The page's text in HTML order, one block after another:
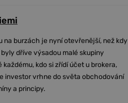
burzách je nyní otevřenější, než kdy
dříve výsadou malé skupiny
kdo si zřídí účet u brokera,
investor vrhne do světa obchodování
a principy.